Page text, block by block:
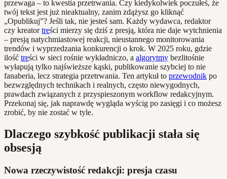
przewaga – to kwestia przetrwania. Czy kiedykolwiek poczułeś, że
twój tekst jest już nieaktualny, zanim zdążysz go kliknąć
„Opublikuj”? Jeśli tak, nie jesteś sam. Każdy wydawca, redaktor
czy kreatortreści mierzy się dziś z presją, która nie daje wytchnienia
– presją natychmiastowej reakcji, nieustannego monitorowania
trendów i wyprzedzania konkurencji o krok. W 2025 roku, gdzie
ilość treści w sieci rośnie wykładniczo, a algorytmy bezlitośnie
wyłapują tylko najświeższe kąski, publikowanie szybciej to nie
fanaberia, lecz strategia przetrwania. Ten artykuł to przewodnik po
bezwzględnych technikach i realnych, często niewygodnych,
prawdach związanych z przyspieszonym workflow redakcyjnym.
Przekonaj się, jak naprawdę wygląda wyścig po zasięgi i co możesz
zrobić, by nie zostać w tyle.
Dlaczego szybkość publikacji stała się
obsesją
Nowa rzeczywistość redakcji: presja czasu